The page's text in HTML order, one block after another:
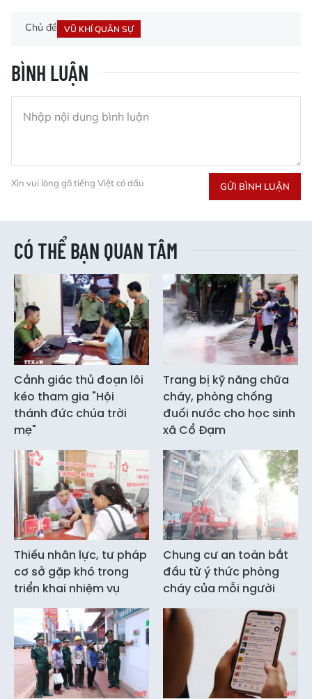
Chủ đề VŨ KHÍ QUÂN SỰ
BÌNH LUẬN
Xin vui lòng gõ tiếng Việt có dấu GỬI BÌNH LUẬN
CÓ THỂ BẠN QUAN TÂM
Cảnh giác thủ đoạn lôi
kéo tham gia "Hội
thánh đức chúa trời
mẹ"
Trang bị kỹ năng chữa
cháy, phòng chống
đuối nước cho học sinh
xã Cổ Đạm
Thiếu nhân lực, tư pháp
cơ sở gặp khó trong
triển khai nhiệm vụ
Chung cư an toàn bắt
đầu từ ý thức phòng
cháy của mỗi người